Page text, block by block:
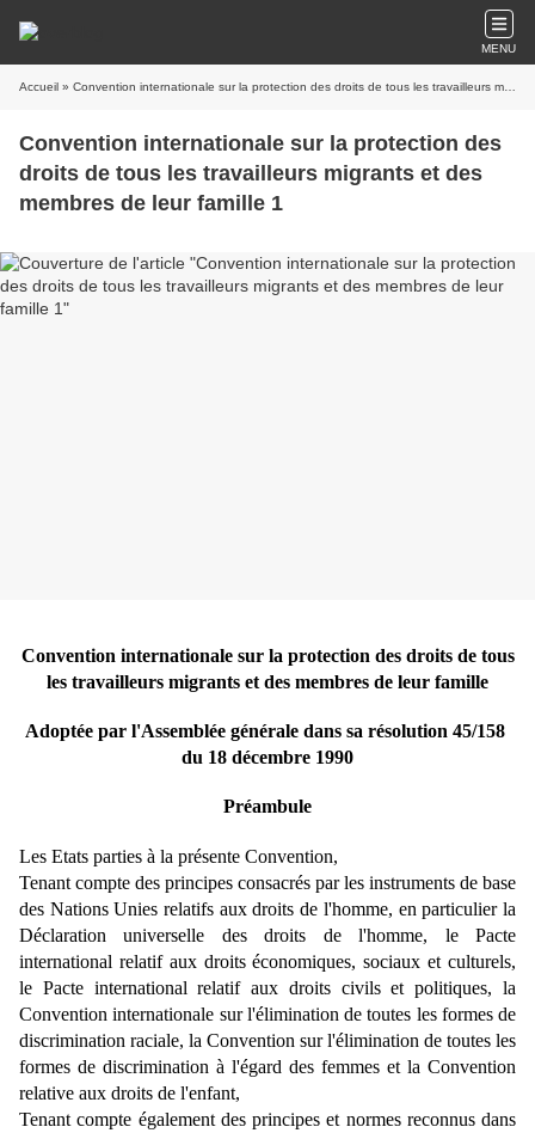
MENU
Accueil » Convention internationale sur la protection des droits de tous les travailleurs migrants et des membres de leur famille 1
Convention internationale sur la protection des
droits de tous les travailleurs migrants et des
membres de leur famille 1
Convention internationale sur la protection des droits de tous
les travailleurs migrants et des membres de leur famille
Adoptée par l'Assemblée générale dans sa résolution 45/158
du 18 décembre 1990
Préambule
Les Etats parties à la présente Convention,
Tenant compte des principes consacrés par les instruments de base
des Nations Unies relatifs aux droits de l'homme, en particulier la
Déclaration universelle des droits de l'homme, le Pacte
international relatif aux droits économiques, sociaux et culturels,
le Pacte international relatif aux droits civils et politiques, la
Convention internationale sur l'élimination de toutes les formes de
discrimination raciale, la Convention sur l'élimination de toutes les
formes de discrimination à l'égard des femmes et la Convention
relative aux droits de l'enfant,
Tenant compte également des principes et normes reconnus dans